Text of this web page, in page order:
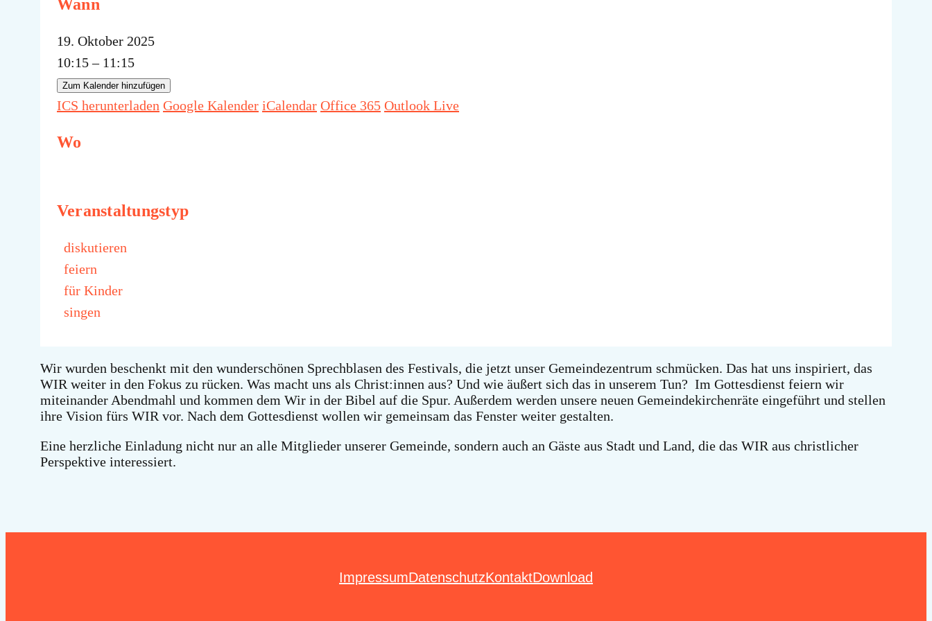
Wann
19. Oktober 2025
10:15 – 11:15
Zum Kalender hinzufügen
ICS herunterladen Google Kalender iCalendar Office 365 Outlook Live
Wo
Veranstaltungstyp
diskutieren
feiern
für Kinder
singen
Wir wurden beschenkt mit den wunderschönen Sprechblasen des Festivals, die jetzt unser Gemeindezentrum schmücken. Das hat uns inspiriert, das
WIR weiter in den Fokus zu rücken. Was macht uns als Christ:innen aus? Und wie äußert sich das in unserem Tun? Im Gottesdienst feiern wir
miteinander Abendmahl und kommen dem Wir in der Bibel auf die Spur. Außerdem werden unsere neuen Gemeindekirchenräte eingeführt und stellen
ihre Vision fürs WIR vor. Nach dem Gottesdienst wollen wir gemeinsam das Fenster weiter gestalten.
Eine herzliche Einladung nicht nur an alle Mitglieder unserer Gemeinde, sondern auch an Gäste aus Stadt und Land, die das WIR aus christlicher
Perspektive interessiert.
ImpressumDatenschutzKontaktDownload